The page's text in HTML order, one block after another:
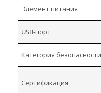
Элемент питания
USB-порт
Категория безопасности
Сертификация